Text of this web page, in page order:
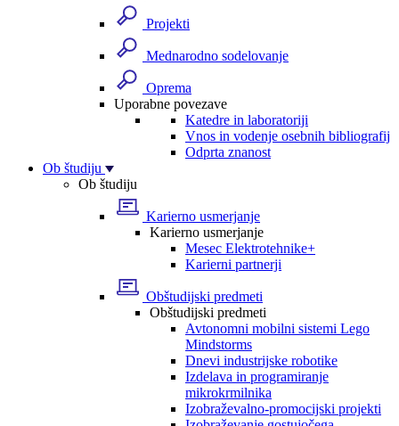
Projekti
Mednarodno sodelovanje
Oprema
Uporabne povezave
Katedre in laboratoriji
Vnos in vodenje osebnih bibliografij
Odprta znanost
Ob študiju
Ob študiju
Karierno usmerjanje
Karierno usmerjanje
Mesec Elektrotehnike+
Karierni partnerji
Obštudijski predmeti
Obštudijski predmeti
Avtonomni mobilni sistemi Lego
Mindstorms
Dnevi industrijske robotike
Izdelava in programiranje
mikrokrmilnika
Izobraževalno-promocijski projekti